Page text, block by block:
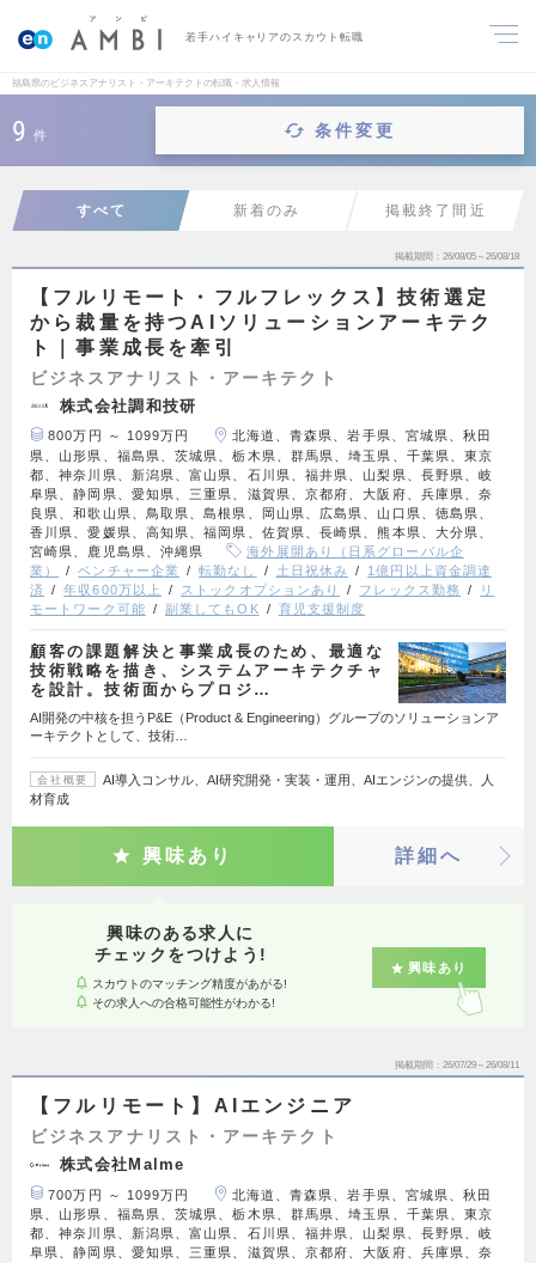
若手ハイキャリアのスカウト転職
福島県のビジネスアナリスト・アーキテクトの転職・求人情報
9 件 条件変更
すべて 新着のみ 掲載終了間近
掲載期間 26/08/05～26/08/18
【フルリモート・フルフレックス】技術選定
から裁量を持つAIソリューションアーキテク
ト｜事業成長を牽引
ビジネスアナリスト・アーキテクト
株式会社調和技研
800万円 ～ 1099万円
北海道、青森県、岩手県、宮城県、秋田
県、山形県、福島県、茨城県、栃木県、群馬県、埼玉県、千葉県、東京
都、神奈川県、新潟県、富山県、石川県、福井県、山梨県、長野県、岐
阜県、静岡県、愛知県、三重県、滋賀県、京都府、大阪府、兵庫県、奈
良県、和歌山県、鳥取県、島根県、岡山県、広島県、山口県、徳島県、
香川県、愛媛県、高知県、福岡県、佐賀県、長崎県、熊本県、大分県、
宮崎県、鹿児島県、沖縄県
海外展開あり（日系グローバル企
業）
ベンチャー企業 転勤なし 土日祝休み
1億円以上資金調達
済
年収600万以上 ストックオプションあり フレックス勤務
リ
モートワーク可能
副業してもOK 育児支援制度
顧客の課題解決と事業成長のため、最適な
技術戦略を描き、システムアーキテクチャ
を設計。技術面からプロジ…
AI開発の中核を担うP&E（Product & Engineering）グループのソリューションア
ーキテクトとして、技術…
会社概要
AI導入コンサル、AI研究開発・実装・運用、AIエンジンの提供、人
材育成
興味あり 詳細へ
興味のある求人に
チェックをつけよう!
スカウトのマッチング精度があがる!
その求人への合格可能性がわかる!
興味あり
掲載期間 26/07/29～26/08/11
【フルリモート】AIエンジニア
ビジネスアナリスト・アーキテクト
株式会社Malme
700万円 ～ 1099万円
北海道、青森県、岩手県、宮城県、秋田
県、山形県、福島県、茨城県、栃木県、群馬県、埼玉県、千葉県、東京
都、神奈川県、新潟県、富山県、石川県、福井県、山梨県、長野県、岐
阜県、静岡県、愛知県、三重県、滋賀県、京都府、大阪府、兵庫県、奈